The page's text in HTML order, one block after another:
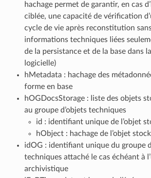
hachage permet de garantir, en cas
ciblée, une capacité de vérification
cycle de vie après reconstitution
informations techniques liées
de la persistance et de la base dans
logicielle)
hMetadata : hachage des
forme en base
hOGDocsStorage : liste des objets
au groupe d’objets techniques
id : identifiant unique de l’objet
hObject : hachage de l’objet
idOG : identifiant unique du groupe
techniques attaché le cas échéant à
archivistique